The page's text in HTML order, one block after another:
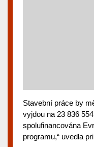
Stavební práce by
vyjdou na 23 836
spolufinancována
programu,“ uvedla